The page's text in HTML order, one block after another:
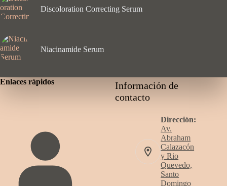
Discoloration Correcting Serum
Niacinamide Serum
Enlaces rápidos
Información de
contacto
Dirección:
Av.
Abraham
Calazacón
y Rio
Quevedo,
Santo
Domingo